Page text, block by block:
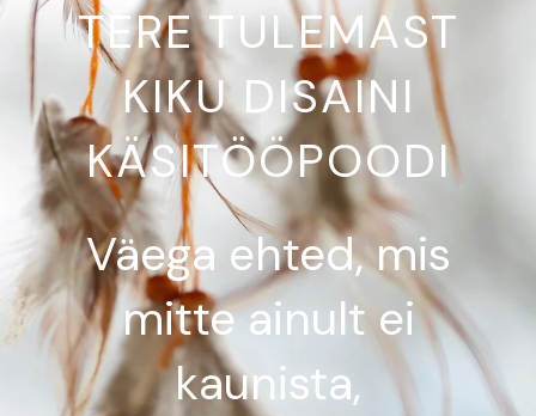
TERE TULEMAST
KIKU DISAINI
KÄSITÖÖPOODI
Väega ehted, mis
mitte ainult ei
kaunista,